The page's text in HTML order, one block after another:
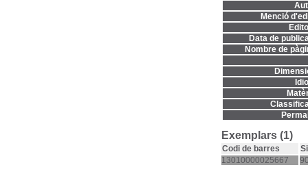
Menció
Data de
Nombre de
Exemplars (1)
Codi de barres
13010000025667